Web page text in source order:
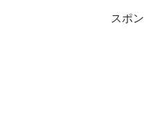
スポ